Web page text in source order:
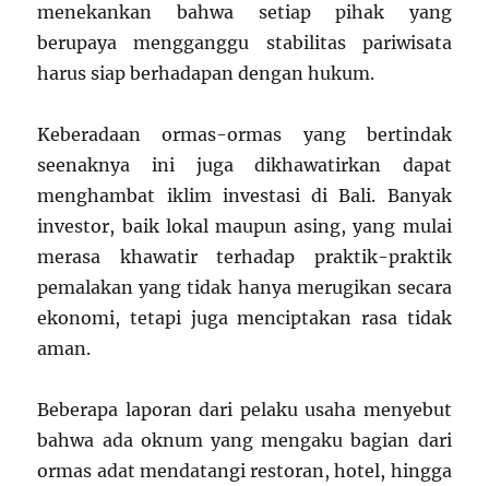
menekankan bahwa setiap pihak yang
berupaya mengganggu stabilitas pariwisata
harus siap berhadapan dengan hukum.
Keberadaan ormas-ormas yang bertindak
seenaknya ini juga dikhawatirkan dapat
menghambat iklim investasi di Bali. Banyak
investor, baik lokal maupun asing, yang mulai
merasa khawatir terhadap praktik-praktik
pemalakan yang tidak hanya merugikan secara
ekonomi, tetapi juga menciptakan rasa tidak
aman.
Beberapa laporan dari pelaku usaha menyebut
bahwa ada oknum yang mengaku bagian dari
ormas adat mendatangi restoran, hotel, hingga